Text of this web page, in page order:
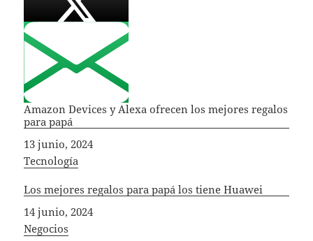
Amazon Devices y Alexa ofrecen los mejores regalos
para papá
Fecha
13 junio, 2024
In relation to
Tecnología
Los mejores regalos para papá los tiene Huawei
Fecha
14 junio, 2024
In relation to
Negocios